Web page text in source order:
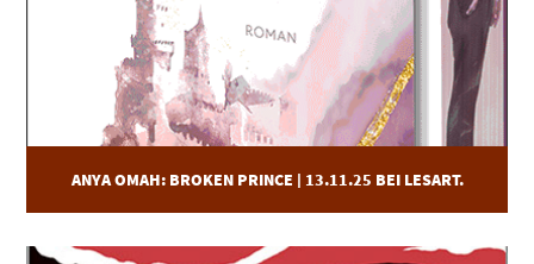
ANYA OMAH: BROKEN PRINCE | 13.11.25 BEI LESART.